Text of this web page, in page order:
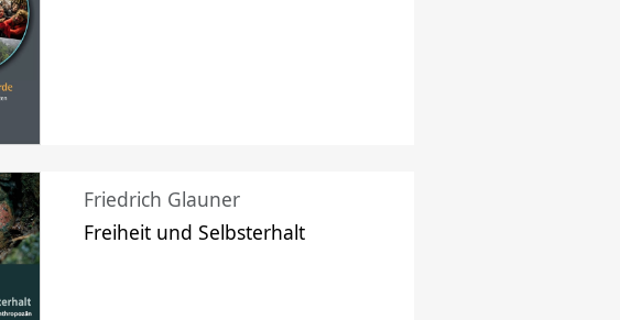
Friedrich Glauner
Freiheit und Selbsterhalt